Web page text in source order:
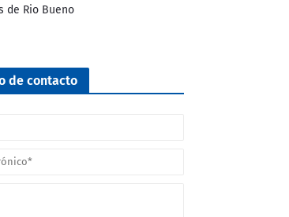
de Rio Bueno
de contacto